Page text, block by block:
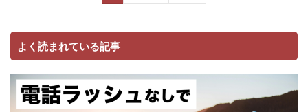
よく読まれている記事